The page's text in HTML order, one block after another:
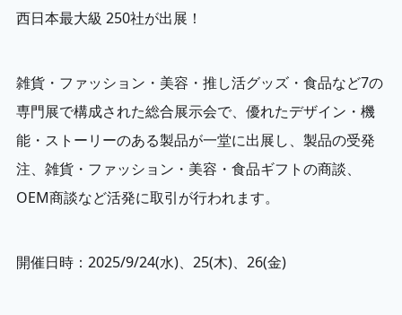
西日本最大級 250社が出展！
雑貨・ファッション・美容・推し活グッズ・食品など7の
専門展で構成された総合展示会で、優れたデザイン・機
能・ストーリーのある製品が一堂に出展し、製品の受発
注、雑貨・ファッション・美容・食品ギフトの商談、
OEM商談など活発に取引が行われます。
開催日時：2025/9/24(水)、25(木)、26(金)